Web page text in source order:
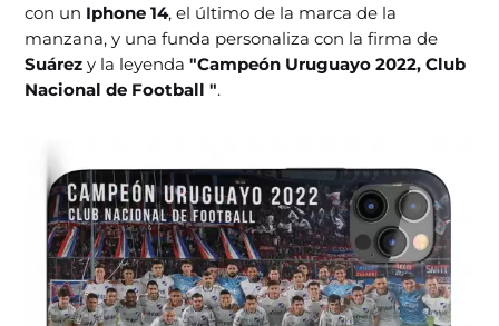
con un Iphone 14, el último de la marca de la
manzana, y una funda personaliza con la firma de
Suárez y la leyenda"Campeón Uruguayo 2022, Club
Nacional de Football ".